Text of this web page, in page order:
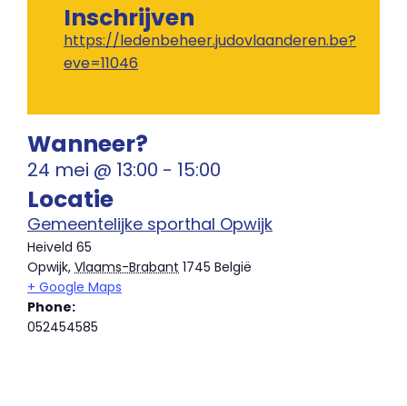
Inschrijven
https://ledenbeheer.judovlaanderen.be?
eve=11046
Wanneer?
24 mei @ 13:00 - 15:00
Locatie
Gemeentelijke sporthal Opwijk
Heiveld 65
Opwijk, Vlaams-Brabant 1745 België
+ Google Maps
Phone:
052454585